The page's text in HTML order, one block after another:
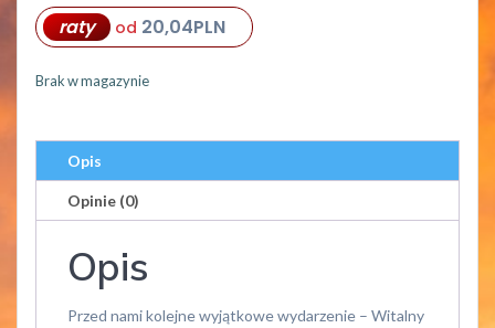
raty od 20,04PLN
Brak w magazynie
Opis
Opinie (0)
Opis
Przed nami kolejne wyjątkowe wydarzenie – Witalny